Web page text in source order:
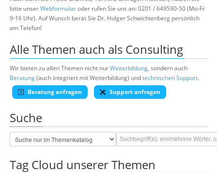
bitte unserWebformularoder rufen Sie uns an: 0201 / 649590-50 (Mo-Fr
9-16 Uhr). Auf Wunsch berät Sie Dr. Holger Schwichtenberg persönlich
am Telefon!
Alle Themen auch als Consulting
Wir bieten zu allen Themen nicht nurWeiterbildung, sondern auch
Beratung(auch integriert mit Weiterbildung) undtechnischen Support.
Beratung anfragen
Support anfragen
Suche
Tag Cloud unserer Themen